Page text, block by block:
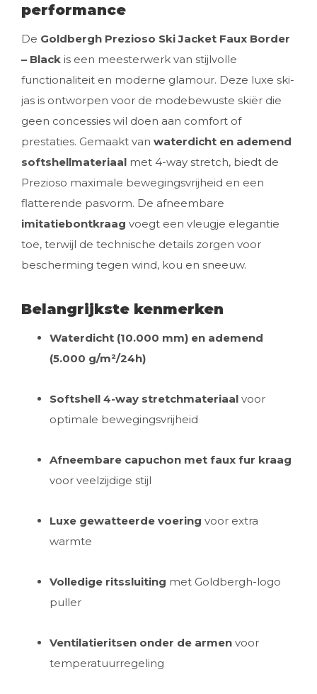
performance
De Goldbergh Prezioso Ski Jacket Faux Border
– Black is een meesterwerk van stijlvolle
functionaliteit en moderne glamour. Deze luxe ski-
jas is ontworpen voor de modebewuste skiër die
geen concessies wil doen aan comfort of
prestaties. Gemaakt van waterdicht en ademend
softshellmateriaal met 4-way stretch, biedt de
Prezioso maximale bewegingsvrijheid en een
flatterende pasvorm. De afneembare
imitatiebontkraag voegt een vleugje elegantie
toe, terwijl de technische details zorgen voor
bescherming tegen wind, kou en sneeuw.
Belangrijkste kenmerken
Waterdicht (10.000 mm) en ademend
(5.000 g/m²/24h)
Softshell 4-way stretchmateriaal voor
optimale bewegingsvrijheid
Afneembare capuchon met faux fur kraag
voor veelzijdige stijl
Luxe gewatteerde voering voor extra
warmte
Volledige ritssluiting met Goldbergh-logo
puller
Ventilatieritsen onder de armen voor
temperatuurregeling